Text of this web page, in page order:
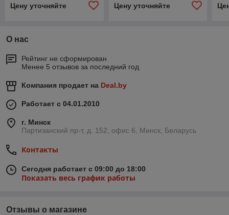
Цену уточняйте
Цену уточняйте
О нас
Рейтинг не сформирован
Менее 5 отзывов за последний год
Компания продает на Deal.by
Работает с 04.01.2010
г. Минск
Партизанский пр-т, д. 152, офис 6, Минск, Беларусь
Контакты
Сегодня работает с 09:00 до 18:00
Показать весь график работы
Отзывы о магазине